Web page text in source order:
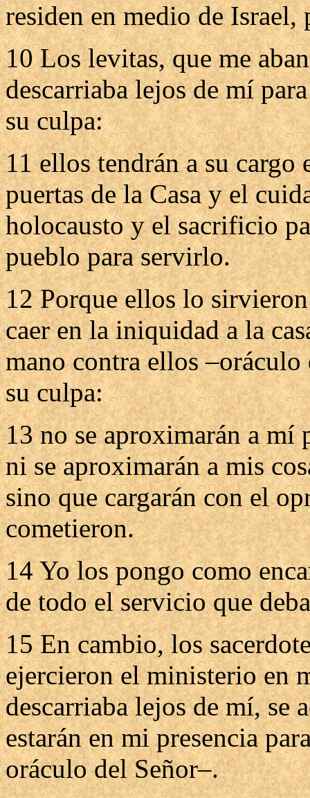
residen en medio de
10 Los levitas, que me
descarriaba lejos de mí
su culpa:
11 ellos tendrán a su
puertas de la Casa y el
holocausto y el sacrificio
pueblo para servirlo.
12 Porque ellos lo
caer en la iniquidad a la
mano contra ellos
su culpa:
13 no se aproximarán a mí
ni se aproximarán a mis
sino que cargarán con el
cometieron.
14 Yo los pongo como
de todo el servicio que
15 En cambio, los
ejercieron el ministerio en
descarriaba lejos de mí, se
estarán en mi presencia
oráculo del Señor–.